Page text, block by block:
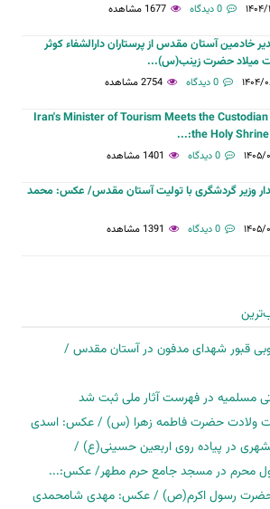
۱۲/۱۰ 0 دیدگاه 1677 مشاهده
خادمین آستان مقدس از پرستاران دارالشفاء کوثر
میلاد حضرت زینب(س)...
۰۸/۰۶ 0 دیدگاه 2754 مشاهده
Iran's Minister of Tourism Meets the
the Holy Shrine
۰۴/۰۱ 0 دیدگاه 1401 مشاهده
وزیر گردشگری با تولیت آستان مقدس/ عکس: محمد
۰۴/۰۱ 0 دیدگاه 1391 مشاهده
قبور شهدای مدفون در آستان مقدس /
مسلمیه در فهرست آثار ملی ثبت شد
ولادت حضرت فاطمه زهرا (س) / عکس: اسدی
در پیاده روی اربعین حسینی(ع) /
اول محرم در مسجد جامع حرم مطهر/ عکس:...
حضرت رسول اکرم(ص) / عکس: مهدی شامحمدی